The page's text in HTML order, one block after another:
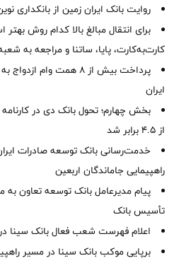
روایت بانک ایران زمین از بانکداری
برای انتقال مبالغ بالا کدام روش
کارت‌به‌کارت، پایا، ساتنا و مراجعه به
پرداخت بیش از ۸ همت
ایران
بخش چهارم؛ تحول بانک دی در
از ۴.۵ برابر شد
خدمت‌رسانی بانک توسعه صادرات
راهپیمایی جاماندگان اربعین
تأسیس بانک
اعلام فهرست شعب فعال بانک سینا در روز
برپایی موکب بانک سینا در مسیر